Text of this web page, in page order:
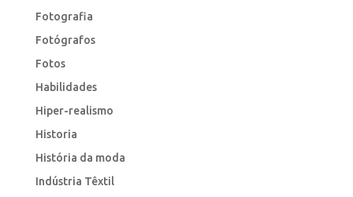
Fotografia
Fotógrafos
Fotos
Habilidades
Hiper-realismo
Historia
História da moda
Indústria Têxtil